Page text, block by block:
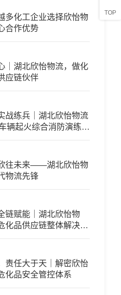
多化工企业选择欣怡物
合作优势
｜湖北欣怡物流，做化
应链伙伴
战练兵｜湖北欣怡物流
辆起火综合消防演练圆
往未来——湖北欣怡物
物流先锋
链赋能｜湖北欣怡物
化品供应链整体解决方
责任大于天｜解密欣怡
化品安全管控体系
TOP